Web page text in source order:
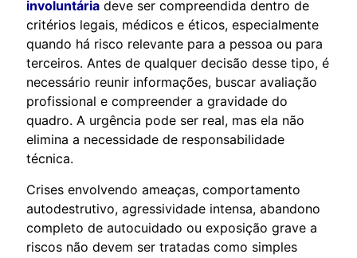
involuntária deve ser compreendida dentro de
critérios legais, médicos e éticos, especialmente
quando há risco relevante para a pessoa ou para
terceiros. Antes de qualquer decisão desse tipo, é
necessário reunir informações, buscar avaliação
profissional e compreender a gravidade do
quadro. A urgência pode ser real, mas ela não
elimina a necessidade de responsabilidade
técnica.
Crises envolvendo ameaças, comportamento
autodestrutivo, agressividade intensa, abandono
completo de autocuidado ou exposição grave a
riscos não devem ser tratadas como simples